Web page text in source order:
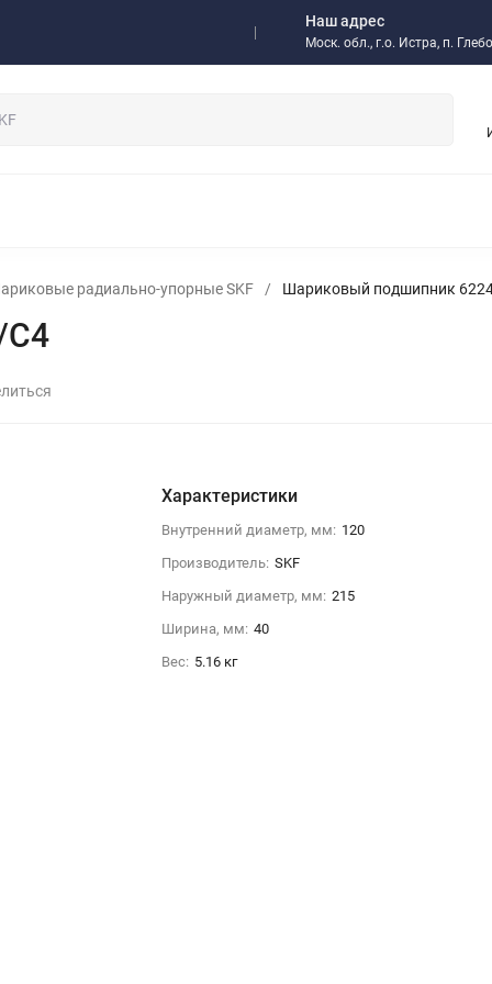
Оптовикам
Наш адрес
Моск. обл., г.о. Истра, п.
КОМПЛЕКТУЮЩИЕ ИНСТРУМЕНТ SKF
РЕДУКТОРЫ
МУФТЫ И ТОРМОЗА
РЕМНИ
радиально-упорные SKF / Шариковый подшипник
Характеристики
Внутренний диаметр, мм: 120
Производитель: SKF
Наружный диаметр, мм: 215
Ширина, мм: 40
Вес: 5.16 кг